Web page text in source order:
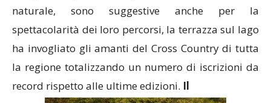
naturale, sono suggestive anche per la
spettacolarità dei loro percorsi, la terrazza sul lago
ha invogliato gli amanti del Cross Country di tutta
la regione totalizzando un numero di iscrizioni da
record rispetto alle ultime edizioni. Il